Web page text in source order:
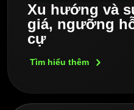
Xu hướng và
giá, ngưỡng
cự
Tìm hiểu thêm